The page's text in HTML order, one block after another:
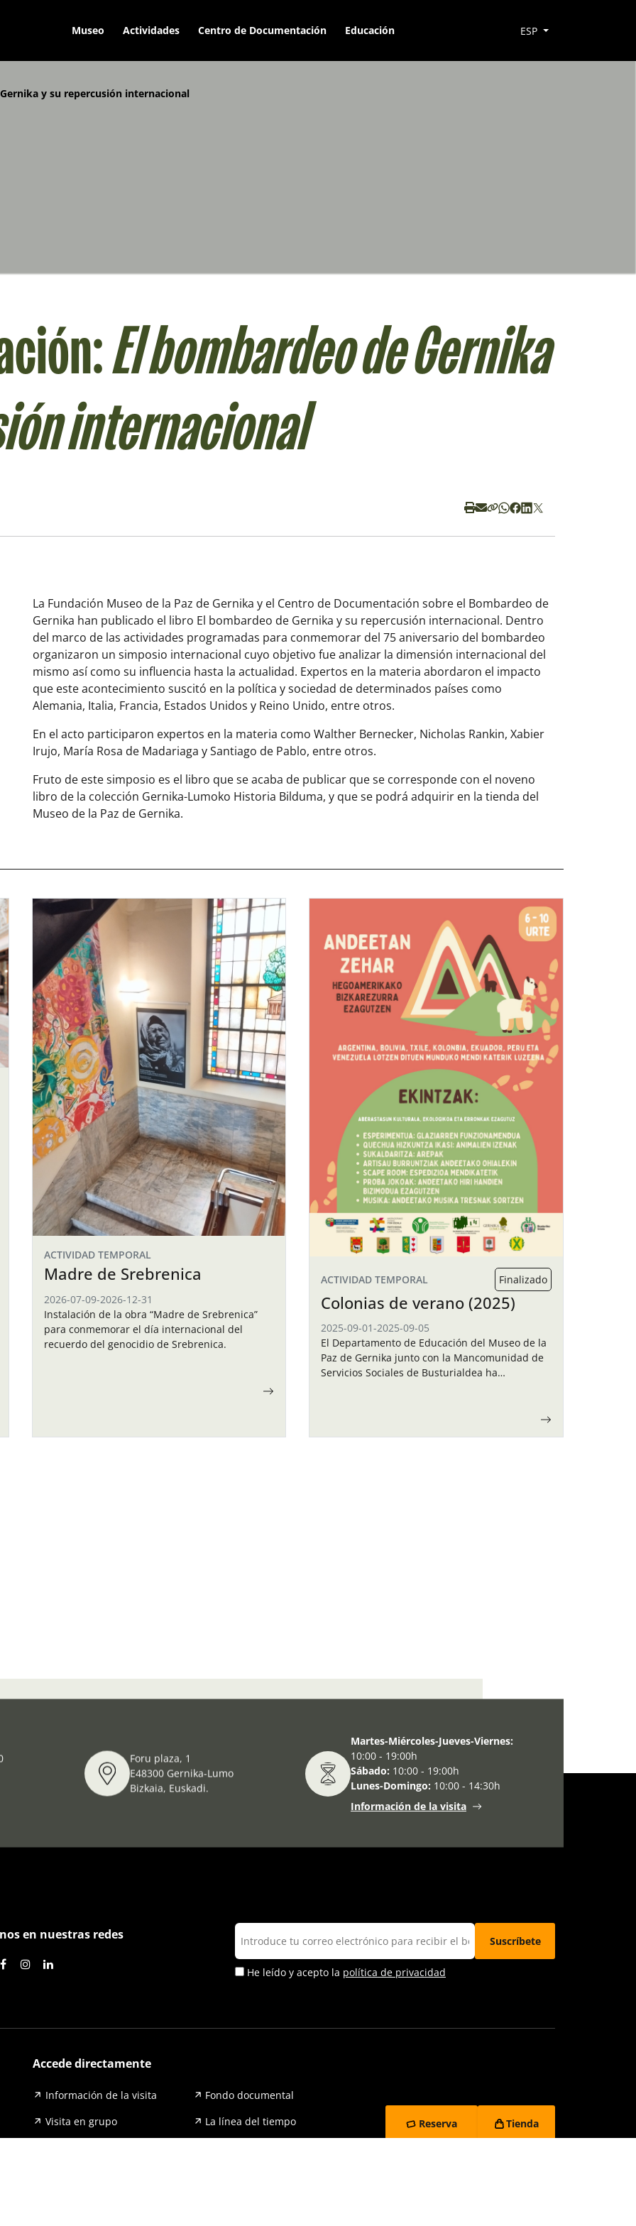
Museo Actividades Centro de Documentación Educación ESP
y su repercusión internacional
El bombardeo de Gernika
internacional
La Fundación Museo de la Paz de Gernika y el Centro de Documentación sobre el Bombardeo de
Gernika han publicado el libro El bombardeo de Gernika y su repercusión internacional. Dentro
del marco de las actividades programadas para conmemorar del 75 aniversario del bombardeo
organizaron un simposio internacional cuyo objetivo fue analizar la dimensión internacional del
mismo así como su influencia hasta la actualidad. Expertos en la materia abordaron el impacto
que este acontecimiento suscitó en la política y sociedad de determinados países como
Alemania, Italia, Francia, Estados Unidos y Reino Unido, entre otros.
En el acto participaron expertos en la materia como Walther Bernecker, Nicholas Rankin, Xabier
Irujo, María Rosa de Madariaga y Santiago de Pablo, entre otros.
Fruto de este simposio es el libro que se acaba de publicar que se corresponde con el noveno
libro de la colección Gernika-Lumoko Historia Bilduma, y que se podrá adquirir en la tienda del
Museo de la Paz de Gernika.
ACTIVIDAD TEMPORAL
Madre de Srebrenica
2026-07-09-2026-12-31
Instalación de la obra “Madre de Srebrenica”
para conmemorar el día internacional del
recuerdo del genocidio de Srebrenica.
ACTIVIDAD TEMPORAL Finalizado
Colonias de verano (2025)
2025-09-01-2025-09-05
El Departamento de Educación del Museo de la
Paz de Gernika junto con la Mancomunidad de
Servicios Sociales de Busturialdea ha
Foru plaza, 1
E48300 Gernika-Lumo
Bizkaia, Euskadi.
Martes-Miércoles-Jueves-Viernes:
10:00 - 19:00h
Sábado: 10:00 - 19:00h
Lunes-Domingo: 10:00 - 14:30h
Información de la visita
en nuestras redes
He leído y acepto la política de privacidad
Accede directamente
Información de la visita
Fondo documental
Visita en grupo
La línea del tiempo
Reserva Tienda